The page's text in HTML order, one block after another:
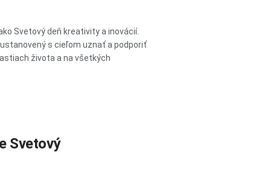
Svetový deň kreativity a inovácií.
s cieľom uznať a podporiť
života a na všetkých
Svetový